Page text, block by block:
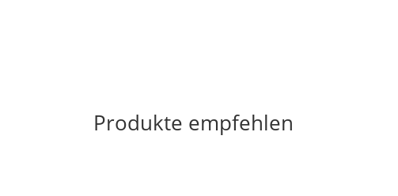
Produkte empfehlen